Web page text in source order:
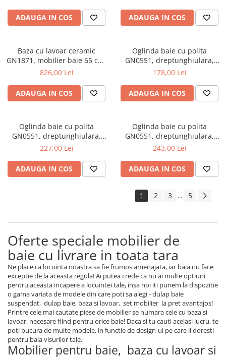
ADAUGA IN COS
ADAUGA IN COS
Baza cu lavoar ceramic
GN1871, mobilier baie 65 cm,
front MDF, 1 sertar, 1 usa,
manere cromate, alb
826,00 Lei
ADAUGA IN COS
Oglinda baie cu polita
GN0551, dreptunghiulara,
PAL, 50 cm, alb
178,00 Lei
ADAUGA IN COS
Oglinda baie cu polita
GN0551, dreptunghiulara,
PAL, 70 cm, alb
227,00 Lei
ADAUGA IN COS
Oglinda baie cu polita
GN0551, dreptunghiulara,
PAL, 80 cm, alb
243,00 Lei
ADAUGA IN COS
1 2 3 ... 5
Oferte speciale mobilier de
baie cu livrare in toata tara
Ne place ca locuinta noastra sa fie frumos amenajata, iar baia nu face
exceptie de la aceasta regula! Ai putea crede ca nu ai multe optiuni
pentru aceasta incapere a locuintei tale, insa noi iti punem la dispozitie
o gama variata de modele din care poti sa alegi - dulap baie
suspendat, dulap baie, baza si lavoar, set mobilier la pret avantajos!
Printre cele mai cautate piese de mobilier se numara cele cu baza si
lavoar, necesare fiind pentru orice baie! Daca si tu cauti acelasi lucru, te
poti bucura de multe modele, in functie de design-ul pe care il doresti
pentru baia visurilor tale.
Mobilier pentru baie, baza cu lavoar si